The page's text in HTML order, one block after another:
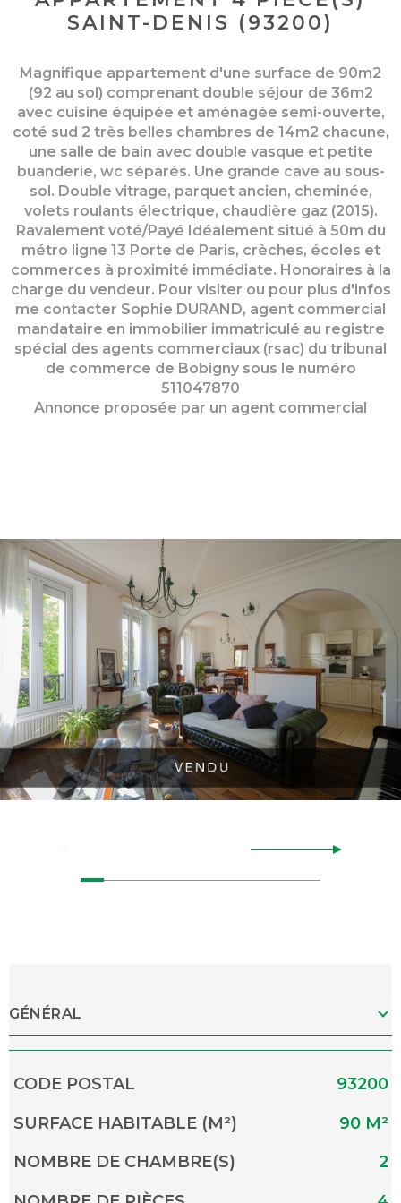
SAINT-DENIS (93200)
Magnifique appartement d'une surface de 90m2
(92 au sol) comprenant double séjour de 36m2
avec cuisine équipée et aménagée semi-ouverte,
coté sud 2 très belles chambres de 14m2 chacune,
une salle de bain avec double vasque et petite
buanderie, wc séparés. Une grande cave au sous-
sol. Double vitrage, parquet ancien, cheminée,
volets roulants électrique, chaudière gaz (2015).
Ravalement voté/Payé Idéalement situé à 50m du
métro ligne 13 Porte de Paris, crèches, écoles et
commerces à proximité immédiate. Honoraires à la
charge du vendeur. Pour visiter ou pour plus d'infos
me contacter Sophie DURAND, agent commercial
mandataire en immobilier immatriculé au registre
spécial des agents commerciaux (rsac) du tribunal
de commerce de Bobigny sous le numéro
511047870
Annonce proposée par un agent commercial
GÉNÉRAL
Caractérisque Valeurs
CODE POSTAL
93200
SURFACE HABITABLE (M²)
90 M²
NOMBRE DE CHAMBRE(S)
2